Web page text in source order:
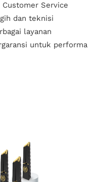
Customer Service
dan teknisi
layanan
untuk performa